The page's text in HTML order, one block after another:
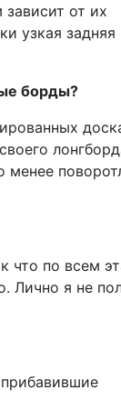
от их
узкая задняя
борды?
менее
что по всем
Лично я не